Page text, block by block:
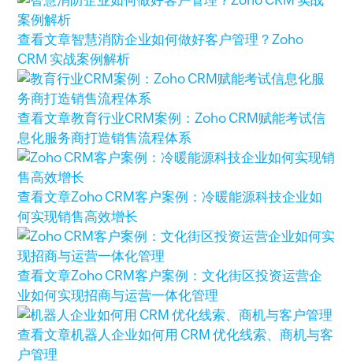
查看文章智慧消防企业如何做好客户管理？Zoho
CRM 实战案例解析
查看文章教育行业CRM案例：Zoho CRM赋能考试信
息化服务商打造销售流程体系
查看文章Zoho CRM客户案例：冷暖能源科技企业如
何实现销售高效增长
查看文章Zoho CRM客户案例：文化街区投资运营企
业如何实现招商与运营一体化管理
查看文章机器人企业如何用 CRM 优化线索、商机与客
户管理